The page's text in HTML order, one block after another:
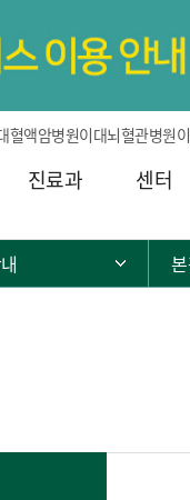
혈액암병원이대뇌혈관병원
진료과 센터
기 서브